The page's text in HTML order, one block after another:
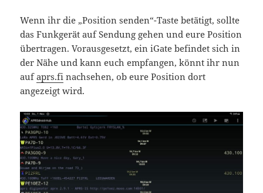
Wenn ihr die „Position senden“-Taste betätigt, sollte
das Funkgerät auf Sendung gehen und eure Position
übertragen. Vorausgesetzt, ein iGate befindet sich in
der Nähe und kann euch empfangen, könnt ihr nun
aufaprs.fi nachsehen, ob eure Position dort
angezeigt wird.